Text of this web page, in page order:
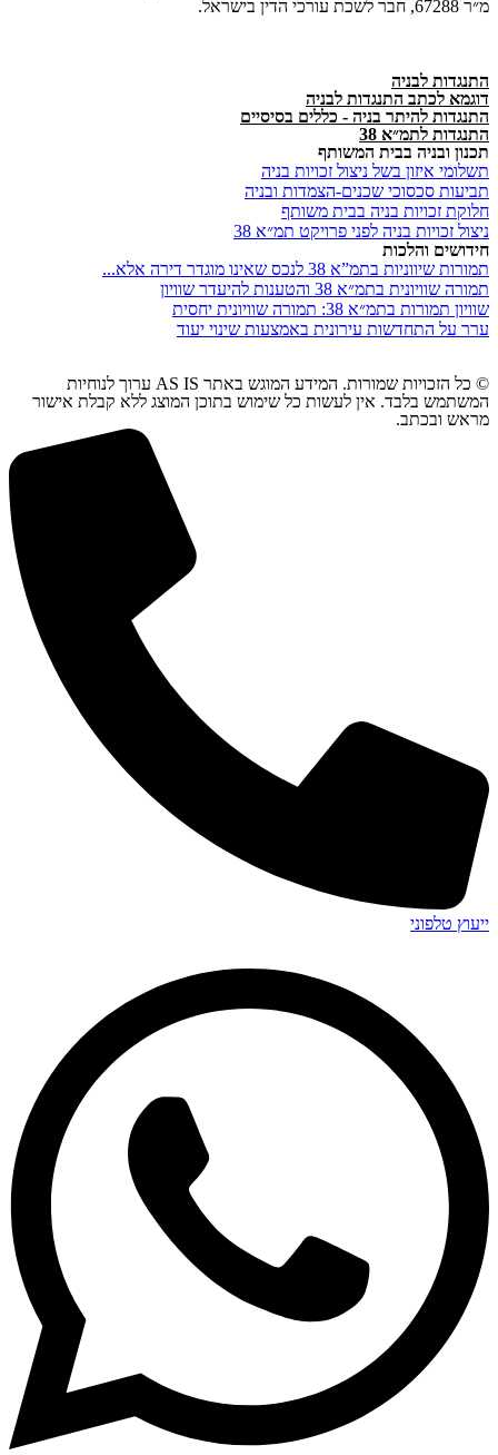
מ״ר 67288, חבר לשכת עורכי הדין בישראל.
התנגדות לבניה
דוגמא לכתב התנגדות לבניה
התנגדות להיתר בניה - כללים בסיסיים
התנגדות לתמ״א 38
תכנון ובניה בבית המשותף
תשלומי איזון בשל ניצול זכויות בניה
תביעות סכסוכי שכנים-הצמדות ובניה
חלוקת זכויות בניה בבית משותף
ניצול זכויות בניה לפני פרויקט תמ״א 38
חידושים והלכות
תמורות שיווניות בתמ”א 38 לנכס שאינו מוגדר דירה אלא...
תמורה שוויונית בתמ״א 38 והטענות להיעדר שוויון
שוויון תמורות בתמ״א 38: תמורה שוויונית יחסית
ערר על התחדשות עירונית באמצעות שינוי יעוד
© כל הזכויות שמורות. המידע המוגש באתר AS IS ערוך לנוחיות
המשתמש בלבד. אין לעשות כל שימוש בתוכן המוצג ללא קבלת אישור
מראש ובכתב.
ייעוץ טלפוני